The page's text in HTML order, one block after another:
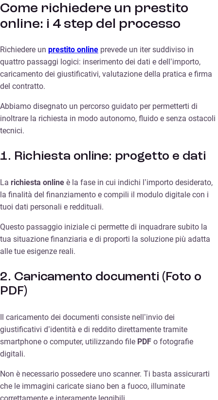
Come richiedere un prestito
online: i 4 step del processo
Richiedere un prestito online prevede un iter suddiviso in
quattro passaggi logici: inserimento dei dati e dell’importo,
caricamento dei giustificativi, valutazione della pratica e firma
del contratto.
Abbiamo disegnato un percorso guidato per permetterti di
inoltrare la richiesta in modo autonomo, fluido e senza ostacoli
tecnici.
1. Richiesta online: progetto e dati
La richiesta online è la fase in cui indichi l’importo desiderato,
la finalità del finanziamento e compili il modulo digitale con i
tuoi dati personali e reddituali.
Questo passaggio iniziale ci permette di inquadrare subito la
tua situazione finanziaria e di proporti la soluzione più adatta
alle tue esigenze reali.
2. Caricamento documenti (Foto o
PDF)
Il caricamento dei documenti consiste nell’invio dei
giustificativi d’identità e di reddito direttamente tramite
smartphone o computer, utilizzando file PDF o fotografie
digitali.
Non è necessario possedere uno scanner. Ti basta assicurarti
che le immagini caricate siano ben a fuoco, illuminate